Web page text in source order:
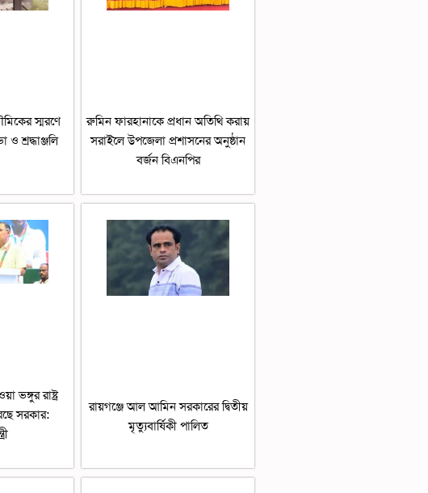
স্মরণে
ও শ্রদ্ধাঞ্জলি
রুমিন ফারহানাকে প্রধান অতিথি করায়
সরাইলে উপজেলা প্রশাসনের অনুষ্ঠান
বর্জন বিএনপির
ভঙ্গুর রাষ্ট্র
সরকার:
রায়গঞ্জে আল আমিন সরকারের দ্বিতীয়
মৃত্যুবার্ষিকী পালিত